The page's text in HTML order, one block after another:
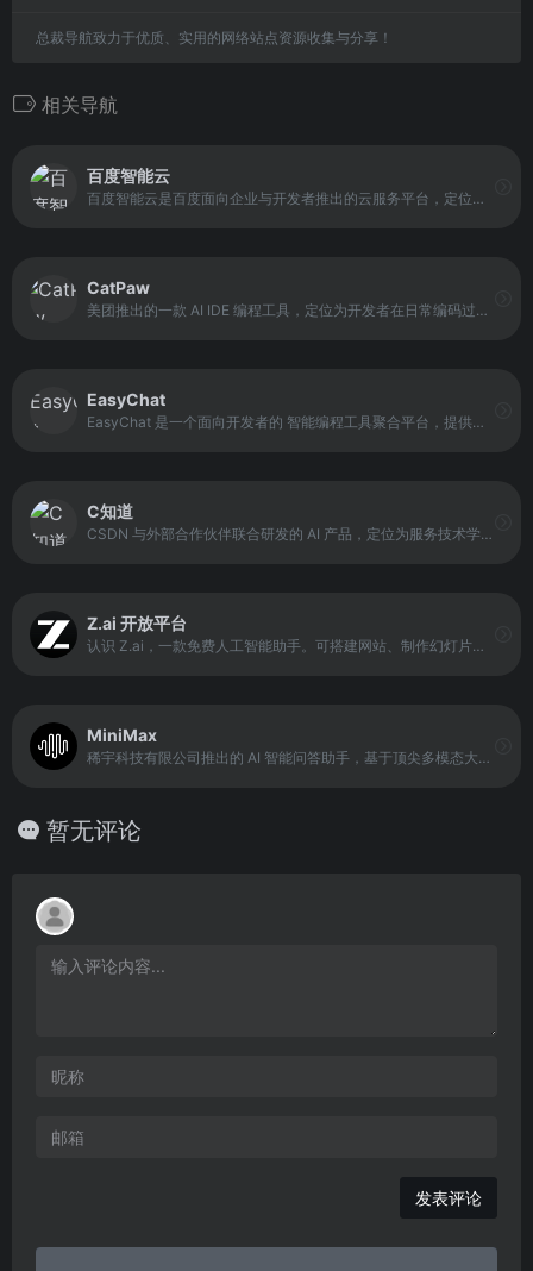
总裁导航致力于优质、实用的网络站点资源收集与分享！
相关导航
百度智能云
百度智能云是百度面向企业与开发者推出的云服务平台，定位于以人工智能和大数据能力为核心的智能云计算服务体系。平台整合了云基础设施、数据处理能力与成熟的 AI 技术，为不同行业提供可组合、可扩展的技术服务，支持从基础算力到行业级智能应用的全流程建设，目标是帮助用户更高效地完成智能化转型。
CatPaw
美团推出的一款 AI IDE 编程工具，定位为开发者在日常编码过程中的智能辅助伙伴。它以提升开发效率和代码理解能力为核心目标，通过 AI 技术参与代码编写、问题解答和项目分析等环节。
EasyChat
EasyChat 是一个面向开发者的 智能编程工具聚合平台，提供多工具统一订阅和额度共享功能。平台通过单一 API Key 连接 CodeX、Claude Code、Gemini CLI 等多款 AI 编程工具，实现一次订阅即可全工具调用，避免重复付费与多账户管理问题。
C知道
CSDN 与外部合作伙伴联合研发的 AI 产品，定位为服务技术学习与开发实践的智能助手。它基于大模型能力，支持自然语言问答、连续对话、文件内容分析以及代码生成等功能，重点覆盖编程、软件开发和技术学习相关问题。
Z.ai 开放平台
认识 Z.ai，一款免费人工智能助手。可搭建网站、制作幻灯片、分析数据，并即时解答各类问题。依托GLM-5大模型，运行高效、智能且稳定可靠。
MiniMax
稀宇科技有限公司推出的 AI 智能问答助手，基于顶尖多模态大语言模型打造的智能AI伙伴，支持MCP多智能体协作，让AI团队为你高效解决复杂问题。10倍速获取信息，10倍速解决问题，无论你是学生、职场人士、自由工作者还是创作者，Agent都能随叫随到，一触即用。
暂无评论
发表评论